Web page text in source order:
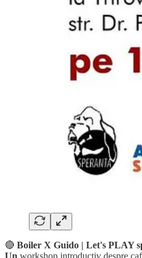
🔴 Boiler X Guido | Let's PLAY
Un workshop introductiv despre